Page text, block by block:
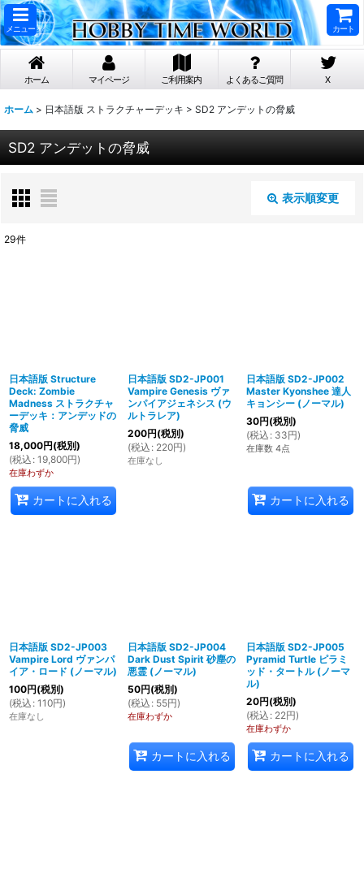
メニュー カート
ホーム マイページ ご利用案内 よくあるご質問 X
ホーム > 日本語版 ストラクチャーデッキ > SD2 アンデットの脅威
SD2 アンデットの脅威
表示順変更
絞り込む
29件
日本語版 Structure
Deck: Zombie
Madness ストラクチャ
ーデッキ：アンデッドの
脅威
18,000円(税別)
(税込 : 19,800円)
在庫わずか
カートに入れる
日本語版 SD2-JP001
Vampire Genesis ヴァ
ンパイアジェネシス (ウ
ルトラレア)
200円(税別)
(税込 : 220円)
在庫なし
日本語版 SD2-JP002
Master Kyonshee 達人
キョンシー (ノーマル)
30円(税別)
(税込 : 33円)
在庫数 4点
カートに入れる
日本語版 SD2-JP003
Vampire Lord ヴァンパ
イア・ロード (ノーマル)
100円(税別)
(税込 : 110円)
在庫なし
日本語版 SD2-JP004
Dark Dust Spirit 砂塵の
悪霊 (ノーマル)
50円(税別)
(税込 : 55円)
在庫わずか
カートに入れる
日本語版 SD2-JP005
Pyramid Turtle ピラミ
ッド・タートル (ノーマ
ル)
20円(税別)
(税込 : 22円)
在庫わずか
カートに入れる